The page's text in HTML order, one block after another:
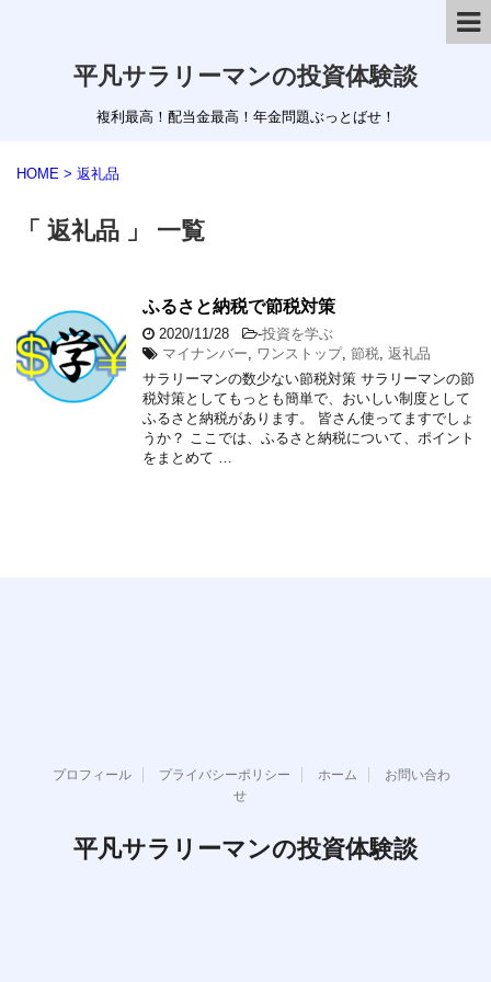
平凡サラリーマンの投資体験談
複利最高！配当金最高！年金問題ぶっとばせ！
HOME > 返礼品
「 返礼品 」 一覧
ふるさと納税で節税対策
2020/11/28 -投資を学ぶ
マイナンバー
ワンストップ, 節税 返礼品
サラリーマンの数少ない節税対策 サラリーマンの節
税対策としてもっとも簡単で、おいしい制度として
ふるさと納税があります。 皆さん使ってますでしょ
うか？ ここでは、ふるさと納税について、ポイント
をまとめて …
プロフィール プライバシーポリシー ホーム
お問い合わ
せ
平凡サラリーマンの投資体験談